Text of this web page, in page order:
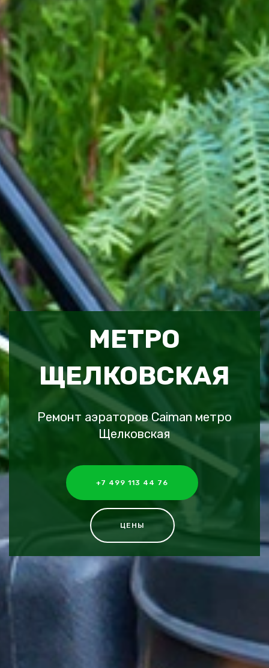
МЕТРО
ЩЕЛКОВСКАЯ
Ремонт аэраторов Caiman метро
Щелковская
+7 499 113 44 76
ЦЕНЫ